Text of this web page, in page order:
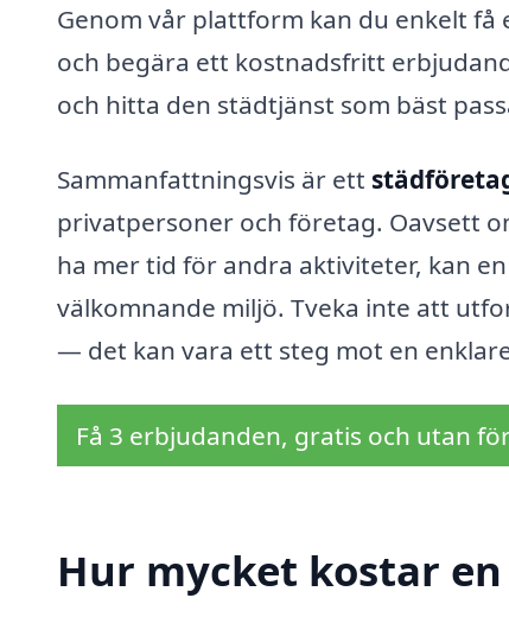
Genom vår plattform kan du enkelt
och begära ett kostnadsfritt
och hitta den städtjänst som bäst
Sammanfattningsvis är ett
privatpersoner och företag. Oavsett
ha mer tid för andra aktiviteter, kan
välkomnande miljö. Tveka inte att
— det kan vara ett steg mot en
Få 3 erbjudanden, gratis och utan
Hur mycket kostar